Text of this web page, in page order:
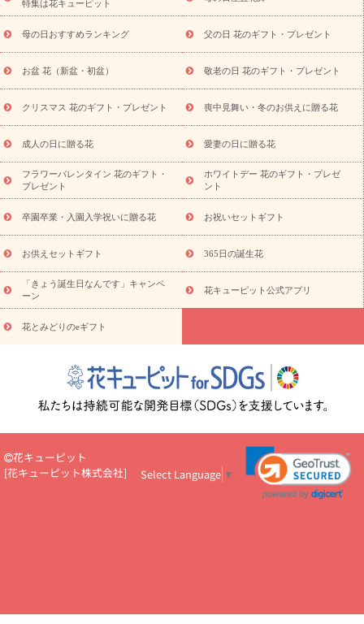
寿祝い
プチギフト ペットのお祝いフラワー
供え・お悔やみ商品一覧
お供え・お悔やみの花
四十九日法要以
お供え プリザーブドフラワー
ペットのお供えフラワー
お盆（新
盆・初盆）
その他 お祝い返し お見舞い
お取り寄せギフト
ビジネス用
ご自宅用 観葉植物 ミディ胡蝶蘭
プリザーブ
ドフラワー
スタイルから探す アレンジメント 花束
スタ
ンド花
お祝い お供え・お悔やみ 胡蝶蘭 胡蝶蘭・花鉢
ディ胡蝶蘭・お祝い
ミディ胡蝶蘭・お供え
世界初の青色胡蝶蘭
観葉植物
観葉植物 産直多肉植物
プリザーブドフラワー
お祝い
お供え・お悔やみ 花とセットギフト
セミオーダー
プチギフト（hanamore -ハナモア-）
花とみどりのeギフト
キューピットのeGfit
カラー ピンク イエローオレンジ
レッ
ド
お花の種類 トルコキキョウ
お祝い お祝い・3000円～ お祝い・4000円～
お祝い・
5000円～
お祝い・7000円～ お祝い・ 10000円～
お供え・お
悔やみ
円～
お供え・お悔やみ・
いのマナー
定年退職祝いのマナー
お祝いを贈るときのマナー・
花キューピットのお祝いコラム一覧
誕生日のお花を「色
彩心理学」で選ぶ方法
結婚祝いの予算相場
出産祝いお役立ち情
ール
新築引っ越し祝いコラム お祝い花のマナー総まとめ
職
場上司や先輩へ贈るお祝い花の正解は？
開店祝いの花 選び方ガイ
あり)
花キューピット×専門家
CO2排出量削減 / SDGsを考える
特集は花キューピット
母の日おすすめランキング 父の日 花のギフト・プレゼント
お盆 花（新盆・初盆） 敬老の日 花のギフト・プレゼント
クリスマス 花のギフト・プレゼント 喪中見舞い・冬のお供えに贈る花
成人の日に贈る花 愛妻の日に贈る花
フラワーバレンタイン 花のギフト・
プレゼント
ホワイトデー 花のギフト・プレゼ
ント
卒園卒業・入園入学祝いに贈る花 お祝いセットギフト
お供えセットギフト 365日の誕生花
「きょう誕生日なんです」キャンペ
ーン
花キューピット公式アプリ
花とみどりのeギフト
花キューピット
[花キューピット株式会社] Select Language ▼